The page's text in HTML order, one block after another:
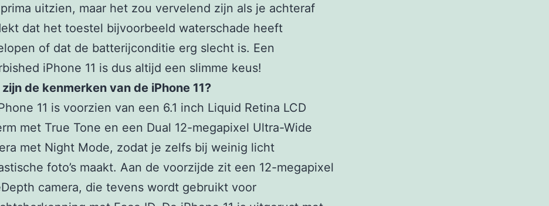
uitzien, maar het zou vervelend zijn als je achteraf
dat het toestel bijvoorbeeld waterschade heeft
of dat de batterijconditie erg slecht is. Een
iPhone 11 is dus altijd een slimme keus!
de kenmerken van de iPhone 11?
11 is voorzien van een 6.1 inch Liquid Retina LCD
met True Tone en een Dual 12-megapixel Ultra-Wide
met Night Mode, zodat je zelfs bij weinig licht
foto’s maakt. Aan de voorzijde zit een 12-megapixel
camera, die tevens wordt gebruikt voor